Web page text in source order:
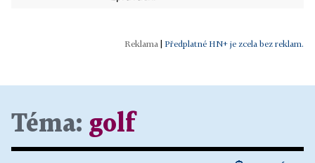
Předplatné HN+ je zcela bez reklam.
Téma: golf